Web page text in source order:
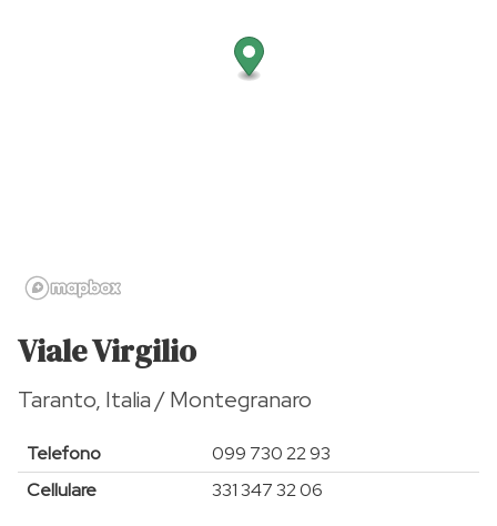
Viale Virgilio
Taranto, Italia / Montegranaro
Telefono
099 730 22 93
Cellulare
331 347 32 06